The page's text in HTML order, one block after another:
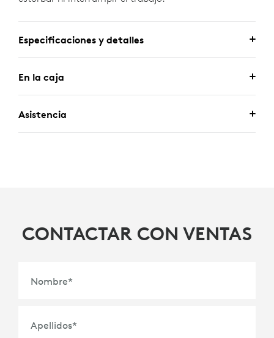
Especificaciones y detalles
En la caja
Asistencia
CONTACTAR CON VENTAS
Nombre*
Apellidos*